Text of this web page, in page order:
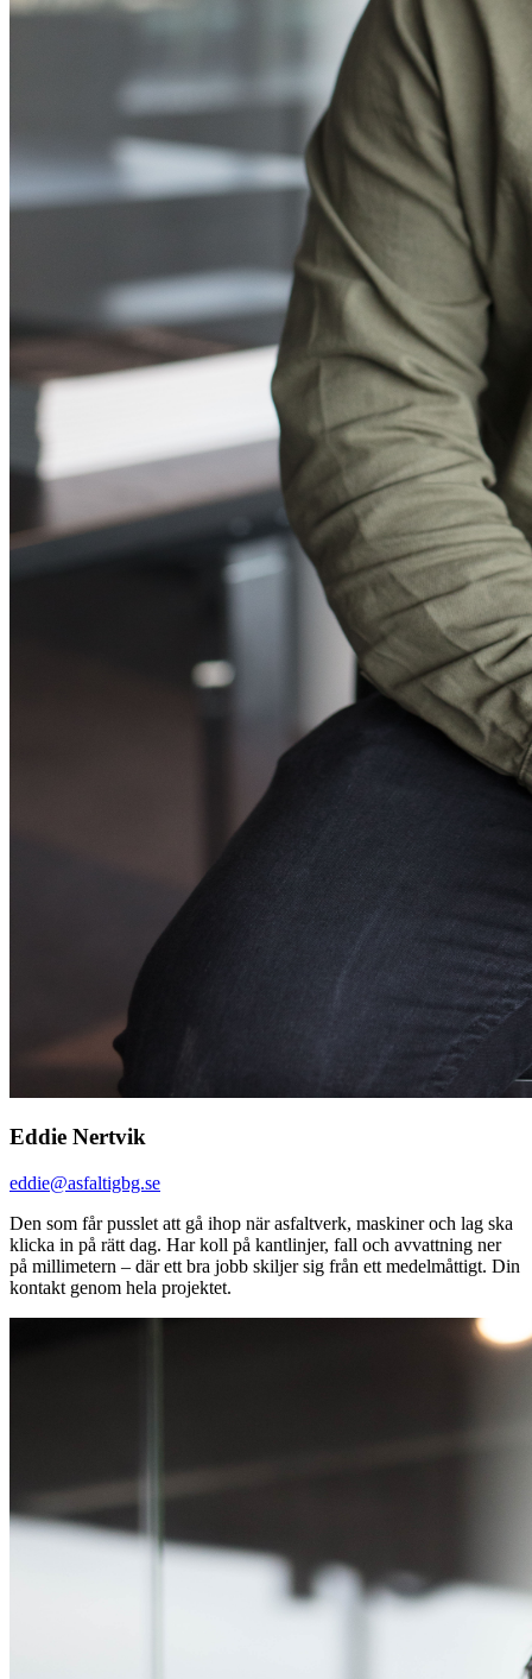
Eddie Nertvik
eddie@asfaltigbg.se
Den som får pusslet att gå ihop när asfaltverk, maskiner och lag ska
klicka in på rätt dag. Har koll på kantlinjer, fall och avvattning ner
på millimetern – där ett bra jobb skiljer sig från ett medelmåttigt. Din
kontakt genom hela projektet.